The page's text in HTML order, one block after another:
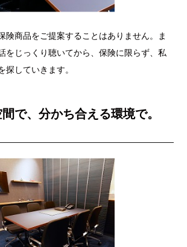
険商品をご提案することはありません。ま
をじっくり聴いてから、保険に限らず、私
探していきます。
で、分かち合える環境で。